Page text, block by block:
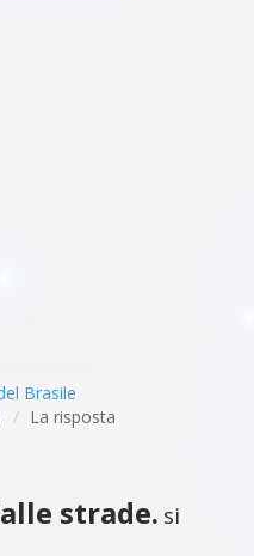
Brasile
La risposta
strade. si